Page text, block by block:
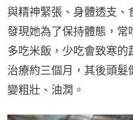
與精神緊張、身體透支
發現她為了保持體態，常
多吃米飯，少吃會致寒
治療約三個月，其後頭
變粗壯、油潤。